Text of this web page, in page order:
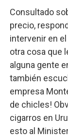
Consultado
precio,
intervenir en
otra cosa que
alguna gente
también
empresa
de chicles!
cigarros en
esto al